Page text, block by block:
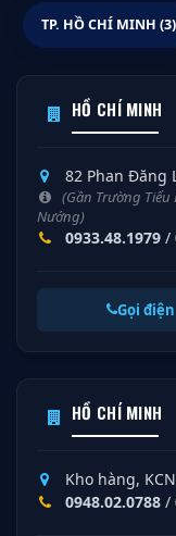
TP. HỒ CHÍ MINH (3)
HỒ CHÍ MINH
82 Phan Đăng
(Gần Trường Tiểu
Nướng)
0933.48.1979 /
Gọi điện
HỒ CHÍ MINH
Kho hàng,
0948.02.0788 /